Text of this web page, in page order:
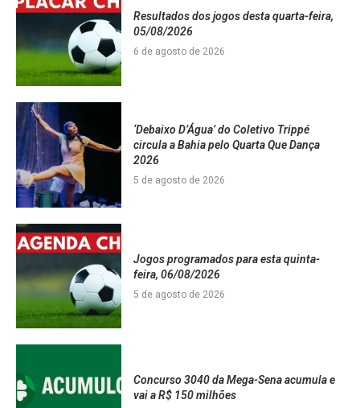
Resultados dos jogos desta quarta-feira,
05/08/2026
6 de agosto de 2026
‘Debaixo D’Água’ do Coletivo Trippé
circula a Bahia pelo Quarta Que Dança
2026
5 de agosto de 2026
Jogos programados para esta quinta-
feira, 06/08/2026
5 de agosto de 2026
Concurso 3040 da Mega-Sena acumula e
vai a R$ 150 milhões